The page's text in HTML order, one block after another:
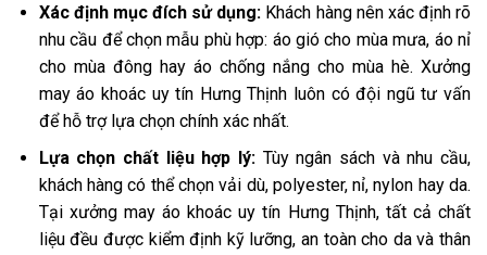
Xác định mục đích sử dụng: Khách hàng nên xác định rõ
nhu cầu để chọn mẫu phù hợp: áo gió cho mùa mưa, áo nỉ
cho mùa đông hay áo chống nắng cho mùa hè. Xưởng
may áo khoác uy tín Hưng Thịnh luôn có đội ngũ tư vấn
để hỗ trợ lựa chọn chính xác nhất.
Lựa chọn chất liệu hợp lý: Tùy ngân sách và nhu cầu,
khách hàng có thể chọn vải dù, polyester, nỉ, nylon hay da.
Tại xưởng may áo khoác uy tín Hưng Thịnh, tất cả chất
liệu đều được kiểm định kỹ lưỡng, an toàn cho da và thân